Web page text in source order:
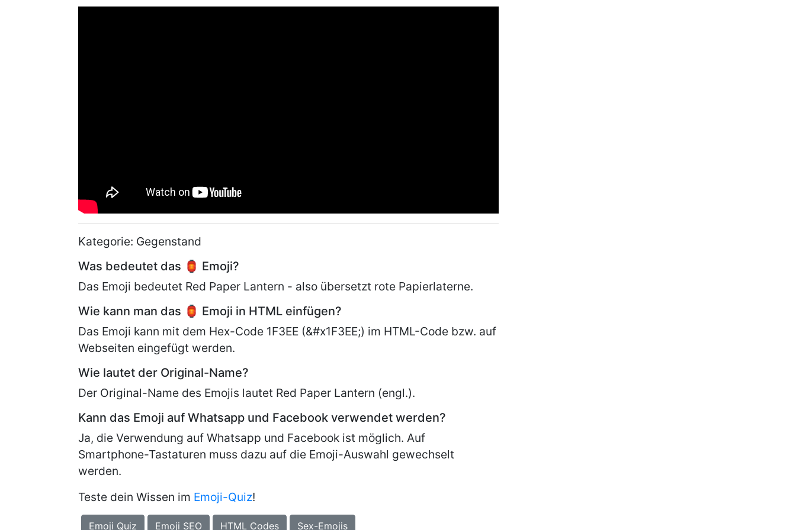
Kategorie: Gegenstand
Was bedeutet das 🏮 Emoji?
Das Emoji bedeutet Red Paper Lantern - also übersetzt rote Papierlaterne.
Wie kann man das 🏮 Emoji in HTML einfügen?
Das Emoji kann mit dem Hex-Code 1F3EE (&#x1F3EE;) im HTML-Code bzw. auf
Webseiten eingefügt werden.
Wie lautet der Original-Name?
Der Original-Name des Emojis lautet Red Paper Lantern (engl.).
Kann das Emoji auf Whatsapp und Facebook verwendet werden?
Ja, die Verwendung auf Whatsapp und Facebook ist möglich. Auf
Smartphone-Tastaturen muss dazu auf die Emoji-Auswahl gewechselt
werden.
Teste dein Wissen im Emoji-Quiz!
Emoji Quiz Emoji SEO HTML Codes Sex-Emojis